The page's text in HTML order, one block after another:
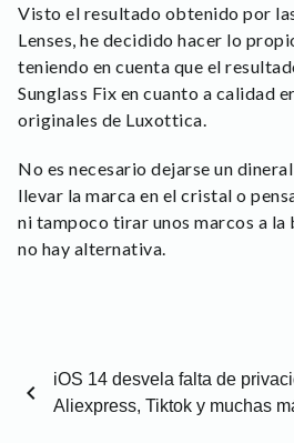
Visto el resultado obtenido por
Lenses, he decidido hacer lo
teniendo en cuenta que el
Sunglass Fix en cuanto a calidad
originales de Luxottica.
No es necesario dejarse un
llevar la marca en el cristal o
ni tampoco tirar unos marcos a la
no hay alternativa.
chevron_left
iOS 14 desvela falta de
Aliexpress, Tiktok y muchas